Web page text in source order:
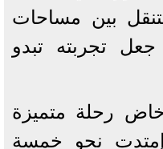
بين مساحات
جعل تجربته تبدو
خاض رحلة متميزة
نحو خمسة